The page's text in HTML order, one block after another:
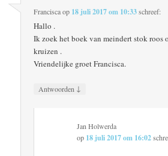
Franciscaop 18 juli 2017 om 10:33schreef:
Hallo .
Ik zoek het boek van meindert stok roos
kruizen .
Vriendelijke groet Francisca.
Antwoorden ↓
Jan Holwerda
op 18 juli 2017 om 16:02